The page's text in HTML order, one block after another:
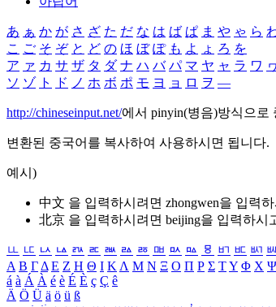
あ ぁ か が さ ざ た だ な は ば ぱ ま や ゃ ら
こ ご そ ぞ と ど の ほ ぼ ぽ も よ ょ ろ を
ア ァ カ サ ザ タ ダ ナ ハ バ パ マ ヤ ャ ラ ワ ヮ
ソ ゾ ト ド ノ ホ ボ ポ モ ヨ ョ ロ ヲ ―
http://chineseinput.net/에서 pinyin(병음)방식으로
변환된 중국어를 복사하여 사용하시면 됩니다.
예시)
中文 을 입력하시려면 zhongwen을 입력
北京 을 입력하시려면 beijing을 입력하시
ㅥ ㅦ ㅧ ㅨ ㅩ ㅪ ㅫ ㅬ ㅭ ㅮ ㅯ ㅰ ㅱ ㅲ ㅳ ㅴ
Α Β ΓΔ Ε Ζ Η Θ Ι ΚΛ Μ Ν Ξ Ο Π Ρ Σ ΤΥ Φ Χ Ψ
á à Á À é è É È ç Ç ê
Ä Ö Ü ä ö ü ß